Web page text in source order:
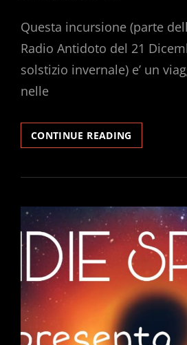
Questa incursione (parte
Radio Antidoto del 21
solstizio invernale) e’ un
nelle
CONTINUE READING
HIBERNATE
SOON